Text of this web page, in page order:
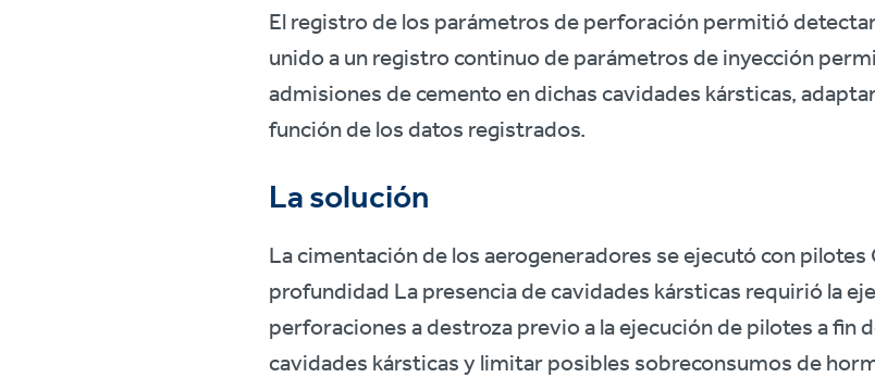
El registro de los parámetros de perforación permitió
unido a un registro continuo de parámetros de inyección
admisiones de cemento en dichas cavidades kársticas,
función de los datos registrados.
La solución
La cimentación de los aerogeneradores se ejecutó con
profundidad La presencia de cavidades kársticas requirió la
perforaciones a destroza previo a la ejecución de pilotes a fin
cavidades kársticas y limitar posibles sobreconsumos de